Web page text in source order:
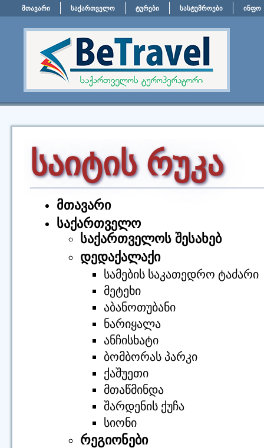
მთავარი საქართველო ტურები სასტუმროები ინფო
საიტის რუკა
მთავარი
საქართველო
საქართველოს შესახებ
დედაქალაქი
სამების საკათედრო ტაძარი
მეტეხი
აბანოთუბანი
ნარიყალა
ანჩისხატი
ბომბორას პარკი
ქაშუეთი
მთაწმინდა
შარდენის ქუჩა
სიონი
რეგიონები